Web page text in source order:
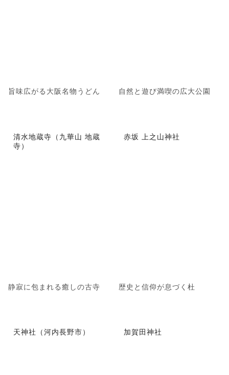
旨味広がる大阪名物うどん 自然と遊び満喫の広大公園
清水地蔵寺（九華山 地蔵
寺）
静寂に包まれる癒しの古寺
赤坂 上之山神社
歴史と信仰が息づく杜
天神社（河内長野市） 加賀田神社